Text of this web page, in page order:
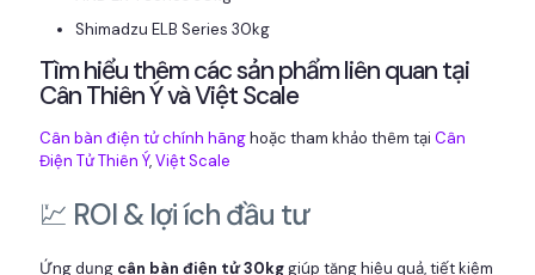
Shimadzu ELB Series 30kg
Tìm hiểu thêm các sản phẩm liên quan tại
Cân Thiên Ý và Việt Scale
Cân bàn điện tử chính hãnghoặc tham khảo thêm tại Cân
Điện Tử Thiên Ý,Việt Scale
💹 ROI & lợi ích đầu tư
Ứng dụng cân bàn điện tử 30kggiúp tăng hiệu quả, tiết kiệm